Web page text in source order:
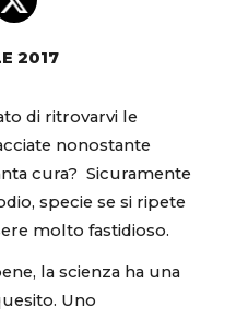
2017
di ritrovarvi le
nonostante
cura? Sicuramente
specie se si ripete
molto fastidioso.
la scienza ha una
Uno